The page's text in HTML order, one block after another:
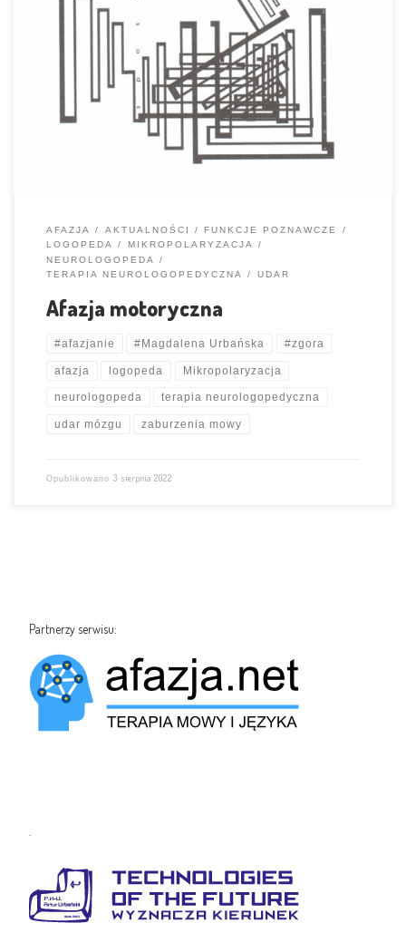
Afazją nazywamy zaburzenia mowy i języka powstałe w wyniku
uszkodzenia mózgu. Na języku osadza się ludzka tożsamość. Jego utrata
zaburza funkcjonowanie pacjenta i jego rodziny. www.AFAZJANIE.pl
AFAZJA AKTUALNOŚCI
FUNKCJE POZNAWCZE
LOGOPEDA
MIKROPOLARYZACJA
NEUROLOGOPEDA
TERAPIA NEUROLOGOPEDYCZNA
UDAR
Afazja motoryczna
#afazjanie #Magdalena Urbańska #zgora
afazja logopeda Mikropolaryzacja
neurologopeda terapia neurologopedyczna
udar mózgu zaburzenia mowy
Opublikowano 3 sierpnia 2022
Partnerzy serwisu: